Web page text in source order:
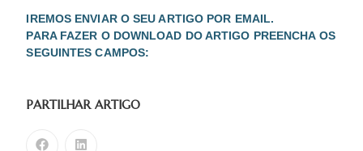
IREMOS ENVIAR O SEU ARTIGO POR EMAIL.
PARA FAZER O DOWNLOAD DO ARTIGO PREENCHA OS
SEGUINTES CAMPOS:
PARTILHAR ARTIGO